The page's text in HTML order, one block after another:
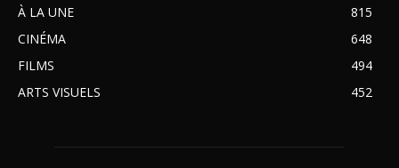
À LA UNE
815
CINÉMA
648
FILMS
494
ARTS VISUELS
452